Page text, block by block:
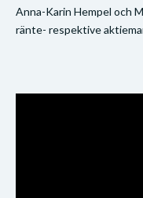
Anna-Karin Hempel och
ränte- respektive